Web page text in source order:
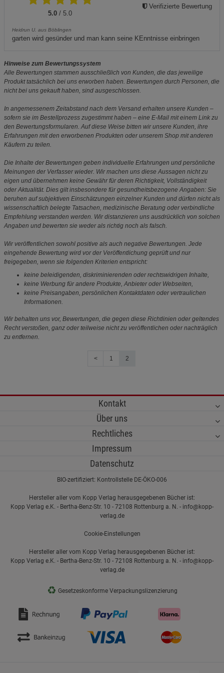
5.0 / 5.0
Heidrun U. aus Böblingen
garten wird gesünder und man kann seine KEnntnisse einbringen
Verifizierte Bewertung
Hinweise zum Bewertungssystem
Alle Bewertungen stammen ausschließlich von Kunden, die das jeweilige
Produkt tatsächlich bei uns erworben haben. Bewertungen durch Personen, die
nicht bei uns gekauft haben, sind ausgeschlossen.
In angemessenem Zeitabstand nach dem Versand erhalten unsere Kunden –
sofern sie im Bestellprozess zugestimmt haben – eine E-Mail mit einem Link zu
den Bewertungsformularen. Auf diese Weise bitten wir unsere Kunden, ihre
Erfahrungen mit den erworbenen Produkten oder unserem Shop mit anderen
Käufern zu teilen.
Die Inhalte der Bewertungen geben individuelle Erfahrungen und persönliche
Meinungen der Verfasser wieder. Wir machen uns diese Aussagen nicht zu
eigen und übernehmen keine Gewähr für deren Richtigkeit, Vollständigkeit
oder Aktualität. Dies gilt insbesondere für gesundheitsbezogene Angaben: Sie
beruhen auf subjektiven Einschätzungen einzelner Kunden und dürfen nicht als
wissenschaftlich belegte Tatsachen, medizinische Beratung oder verbindliche
Empfehlung verstanden werden. Wir distanzieren uns ausdrücklich von solchen
Angaben und bewerten sie weder als richtig noch als falsch.
Wir veröffentlichen sowohl positive als auch negative Bewertungen. Jede
eingehende Bewertung wird vor der Veröffentlichung geprüft und nur
freigegeben, wenn sie folgenden Kriterien entspricht:
keine beleidigenden, diskriminierenden oder rechtswidrigen Inhalte,
keine Werbung für andere Produkte, Anbieter oder Webseiten,
keine Preisangaben, persönlichen Kontaktdaten oder vertraulichen
Informationen.
Wir behalten uns vor, Bewertungen, die gegen diese Richtlinien oder geltendes
Recht verstoßen, ganz oder teilweise nicht zu veröffentlichen oder nachträglich
zu entfernen.
< 1 2
Kontakt
Über uns
Rechtliches
Impressum
Datenschutz
BIO-zertifiziert: Kontrollstelle DE-ÖKO-006
Hersteller aller vom Kopp Verlag herausgegebenen Bücher ist:
Kopp Verlag e.K. - Bertha-Benz-Str. 10 - 72108 Rottenburg a. N. - info@kopp-
verlag.de
Cookie-Einstellungen
Hersteller aller vom Kopp Verlag herausgegebenen Bücher ist:
Kopp Verlag e.K. - Bertha-Benz-Str. 10 - 72108 Rottenburg a. N. - info@kopp-
verlag.de
♻ Gesetzeskonforme Verpackungslizenzierung